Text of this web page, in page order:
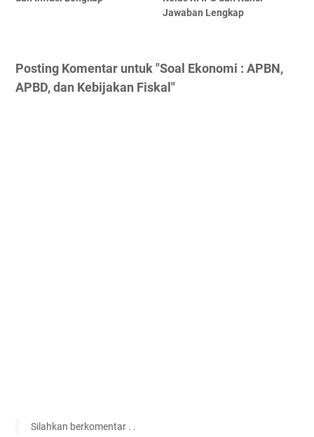
Jawaban Lengkap
Posting Komentar untuk "Soal Ekonomi : APBN,
APBD, dan Kebijakan Fiskal"
Silahkan berkomentar . .